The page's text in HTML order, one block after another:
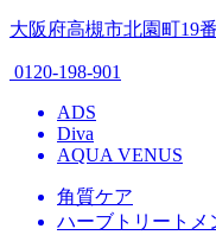
大阪府高槻市北園町19
0120-198-901
ADS
Diva
AQUA VENUS
角質ケア
ハーブトリートメ